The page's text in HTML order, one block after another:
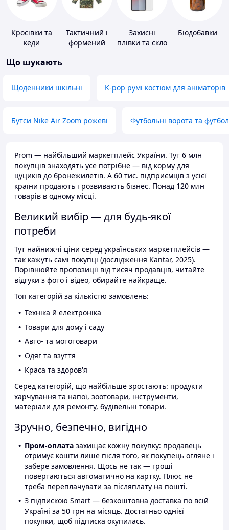
Кросівки та
кеди
Тактичний і
формений
Захисні
плівки та скло
Біодобавки
Що шукають
Щоденники шкільні K-pop румі костюм для аніматорів
Бутси Nike Air Zoom рожеві Футбольні ворота та
Prom — найбільший маркетплейс України. Тут 6 млн
покупців знаходять усе потрібне — від корму для
цуциків до бронежилетів. А 60 тис. підприємців з усієї
країни продають і розвивають бізнес. Понад 120 млн
товарів в одному місці.
Великий вибір — для будь-якої
потреби
Тут найнижчі ціни серед українських маркетплейсів —
так кажуть самі покупці (дослідження Kantar, 2025).
Порівнюйте пропозиції від тисяч продавців, читайте
відгуки з фото і відео, обирайте найкраще.
Топ категорій за кількістю замовлень:
Техніка й електроніка
Товари для дому і саду
Авто- та мототовари
Одяг та взуття
Краса та здоров'я
Серед категорій, що найбільше зростають: продукти
харчування та напої, зоотовари, інструменти,
матеріали для ремонту, будівельні товари.
Зручно, безпечно, вигідно
Пром-оплата захищає кожну покупку: продавець
отримує кошти лише після того, як покупець огляне і
забере замовлення. Щось не так — гроші
повертаються автоматично на картку. Плюс не
треба переплачувати за післяплату на пошті.
З підпискою Smart — безкоштовна доставка по всій
Україні за 50 грн на місяць. Достатньо однієї
покупки, щоб підписка окупилась.